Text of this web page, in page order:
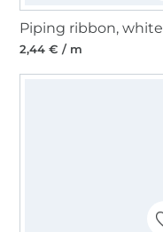
Piping ribbon, white
2,44 € / m